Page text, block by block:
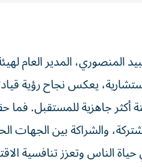
المنصوري، المدير العام
يعكس نجاح رؤية
أكثر جاهزية للمستقبل. فما
والشراكة بين
الناس وتعزز تنافسية